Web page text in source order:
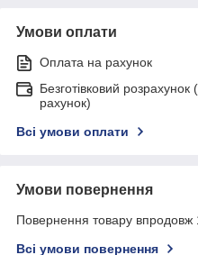
Умови оплати
Оплата на рахунок
Безготівковий
рахунок)
Всі умови оплати
Умови повернення
Повернення товару впродовж
Всі умови повернення